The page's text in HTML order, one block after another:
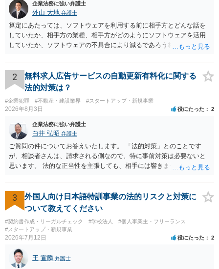
企業法務に強い弁護士
外山 大地 弁護士
算定にあたっては、ソフトウェアを利用する前に相手方とどんな話を
していたか、相手方の業種、相手方がどのようにソフトウェアを活用
していたか、ソフトウェアの不具合により減るであろう相手方の将来
ます。 すでに王先生からも回答されている通り、最寄りの弁護士に相
談されることをお勧めします。
2
無料求人広告サービスの自動更新有料化に関する
法的対策は？
#企業犯罪 #不動産・建設業界 #スタートアップ・新規事業
2026年8月3日 役にたった 2
企業法務に強い弁護士
白井 弘昭 弁護士
ご質問の件についてお答えいたします。 「法的対策」とのことです
が、相談者さんは、請求される側なので、特に事前対策は必要ないと
思います。 法的な正当性を主張しても、相手には響きません。そもそ
的手段として裁判（おそらく少額訴訟）をするかどうかの問題ですの
で、訴訟を提起してきたら粛々と対応することになります。 少額訴訟
は、１人（１社）年間１０回までしかできないので、こちらが毅然と
支払いを拒否すれば、少額訴訟を提起する可能性は、低いものと思わ
れます。 ただ、裁判を東京などの遠隔地で起こされますと、対応する
だけで費用がかかりますので、難しいところです。 当事者での対応で
して対応をすれば、より裁判をしてくる可能性は減りますが、当然費
用がかかります。 毅然と拒否して後は裁判するならしてくださいの対
3
外国人向け日本語特訓事業の法的リスクと対策に
ついて教えてください
#契約書作成・リーガルチェック #学校法人
#個人事業主・フリーランス
#スタートアップ・新規事業
2026年7月12日 役にたった 2
王 宣麟 弁護士